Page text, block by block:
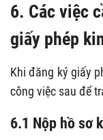
6. Các việc
giấy phép
Khi đăng ký giấy
công việc sau để
6.1 Nộp hồ sơ